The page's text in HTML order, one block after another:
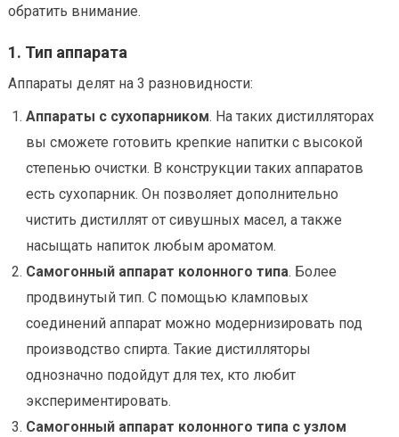
обратить внимание.
1. Тип аппарата
Аппараты делят на 3 разновидности:
Аппараты с сухопарником. На таких дистилляторах
вы сможете готовить крепкие напитки с высокой
степенью очистки. В конструкции таких аппаратов
есть сухопарник. Он позволяет дополнительно
чистить дистиллят от сивушных масел, а также
насыщать напиток любым ароматом.
Самогонный аппарат колонного типа. Более
продвинутый тип. С помощью кламповых
соединений аппарат можно модернизировать под
производство спирта. Такие дистилляторы
однозначно подойдут для тех, кто любит
экспериментировать.
Самогонный аппарат колонного типа с узлом